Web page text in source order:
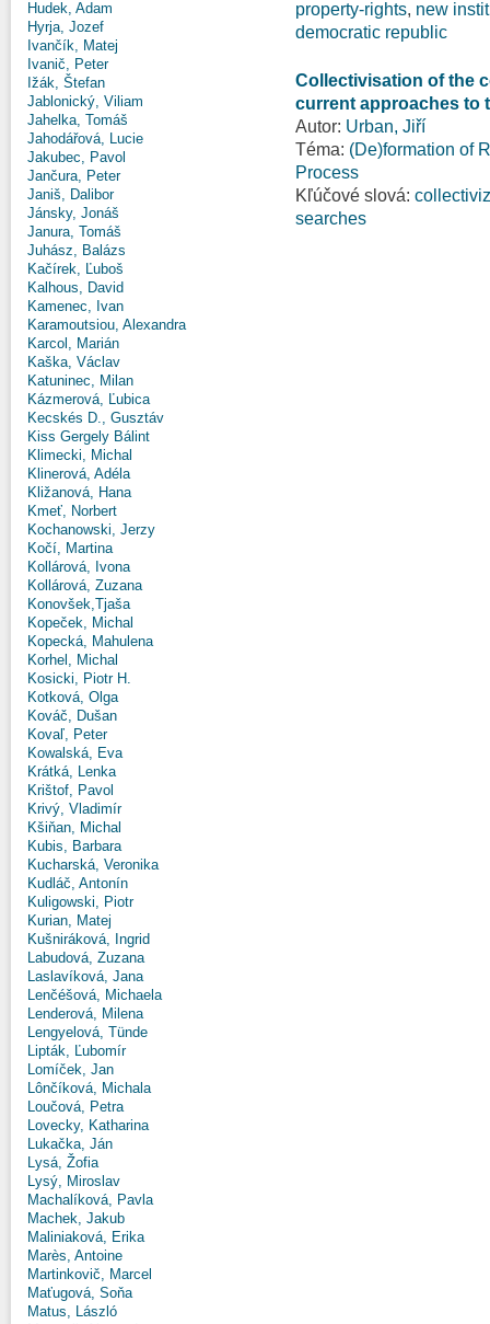
Hudek, Adam
Hyrja, Jozef
Ivančík, Matej
Ivanič, Peter
Ižák, Štefan
Jablonický, Viliam
Jahelka, Tomáš
Jahodářová, Lucie
Jakubec, Pavol
Jančura, Peter
Janiš, Dalibor
Jánsky, Jonáš
Janura, Tomáš
Juhász, Balázs
Kačírek, Ľuboš
Kalhous, David
Kamenec, Ivan
Karamoutsiou, Alexandra
Karcol, Marián
Kaška, Václav
Katuninec, Milan
Kázmerová, Ľubica
Kecskés D., Gusztáv
Kiss Gergely Bálint
Klimecki, Michal
Klinerová, Adéla
Kližanová, Hana
Kmeť, Norbert
Kochanowski, Jerzy
Kočí, Martina
Kollárová, Ivona
Kollárová, Zuzana
Konovšek,Tjaša
Kopeček, Michal
Kopecká, Mahulena
Korhel, Michal
Kosicki, Piotr H.
Kotková, Olga
Kováč, Dušan
Kovaľ, Peter
Kowalská, Eva
Krátká, Lenka
Krištof, Pavol
Krivý, Vladimír
Kšiňan, Michal
Kubis, Barbara
Kucharská, Veronika
Kudláč, Antonín
Kuligowski, Piotr
Kurian, Matej
Kušniráková, Ingrid
Labudová, Zuzana
Laslavíková, Jana
Lenčéšová, Michaela
Lenderová, Milena
Lengyelová, Tünde
Lipták, Ľubomír
Lomíček, Jan
Lônčíková, Michala
Loučová, Petra
Lovecky, Katharina
Lukačka, Ján
Lysá, Žofia
Lysý, Miroslav
Machalíková, Pavla
Machek, Jakub
Maliniaková, Erika
Marès, Antoine
Martinkovič, Marcel
Maťugová, Soňa
Matus, László
property-rights, new
democratic republic
Collectivisation of the
current approaches to
Autor: Urban, Jiří
Téma: (De)formation of
Process
Kľúčové slová:
searches